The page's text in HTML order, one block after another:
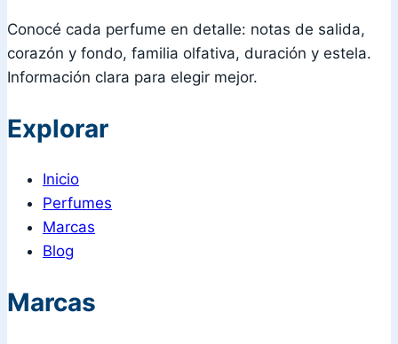
Conocé cada perfume en detalle: notas de salida,
corazón y fondo, familia olfativa, duración y estela.
Información clara para elegir mejor.
Explorar
Inicio
Perfumes
Marcas
Blog
Marcas